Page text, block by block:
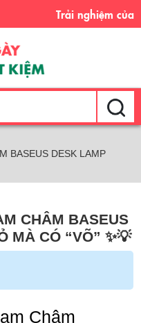
Trải nghiệm của tôi - Sự
BASEUS DESK LAMP
CHÂM BASEUS
MÀ CÓ “VÕ” ✨💡
Châm